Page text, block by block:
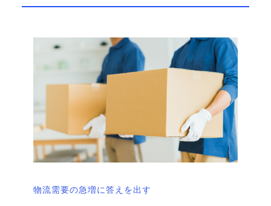
物流需要の急増に答えを出す